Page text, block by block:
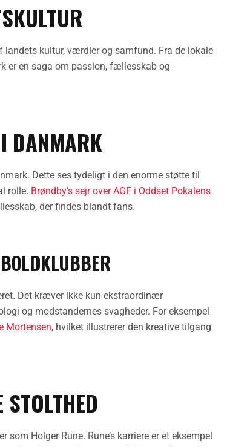
landets kultur, værdier og samfund. Fra de lokale
er en saga om passion, fællesskab og
DANMARK
Dette ses tydeligt i den enorme støtte til
rolle. Brøndby’s sejr over AGF i Oddset Pokalens
der findes blandt fans.
Det kræver ikke kun ekstraordinær
og modstandernes svagheder. For eksempel
Mortensen, hvilket illustrerer den kreative tilgang
Holger Rune. Rune’s karriere er et eksempel